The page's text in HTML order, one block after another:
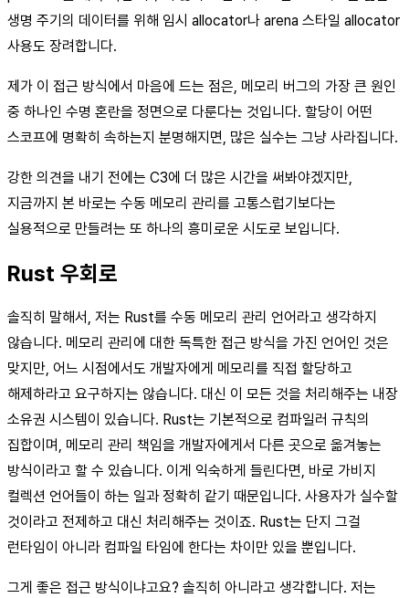
생명 주기의 데이터를 위해 임시 allocator나 arena 스타일 allocator
사용도 장려합니다.
제가 이 접근 방식에서 마음에 드는 점은, 메모리 버그의 가장 큰 원인
중 하나인 수명 혼란을 정면으로 다룬다는 것입니다. 할당이 어떤
스코프에 명확히 속하는지 분명해지면, 많은 실수는 그냥 사라집니다.
강한 의견을 내기 전에는 C3에 더 많은 시간을 써봐야겠지만,
지금까지 본 바로는 수동 메모리 관리를 고통스럽기보다는
실용적으로 만들려는 또 하나의 흥미로운 시도로 보입니다.
Rust 우회로
솔직히 말해서, 저는 Rust를 수동 메모리 관리 언어라고 생각하지
않습니다. 메모리 관리에 대한 독특한 접근 방식을 가진 언어인 것은
맞지만, 어느 시점에서도 개발자에게 메모리를 직접 할당하고
해제하라고 요구하지는 않습니다. 대신 이 모든 것을 처리해주는 내장
소유권 시스템이 있습니다. Rust는 기본적으로 컴파일러 규칙의
집합이며, 메모리 관리 책임을 개발자에게서 다른 곳으로 옮겨놓는
방식이라고 할 수 있습니다. 이게 익숙하게 들린다면, 바로 가비지
컬렉션 언어들이 하는 일과 정확히 같기 때문입니다. 사용자가 실수할
것이라고 전제하고 대신 처리해주는 것이죠. Rust는 단지 그걸
런타임이 아니라 컴파일 타임에 한다는 차이만 있을 뿐입니다.
그게 좋은 접근 방식이냐고요? 솔직히 아니라고 생각합니다. 저는